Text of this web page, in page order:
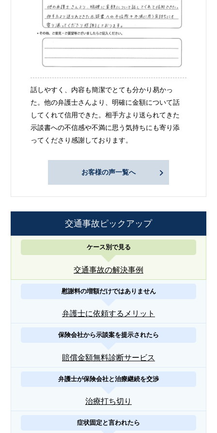
話しやすく、内容も簡潔でとても分かり易かっ
た。他の弁護士さんより、明確に金額について話
してくれて信用できた。相手方より送られてきた
示談書への不信感や不満に思う気持ちにも寄り添
ってくださり感謝しております。
お客様の声一覧へ
交通事故ピックアップ
ケース別で見る
交通事故の解決事例
慰謝料の増額だけではありません
弁護士に依頼するメリット
保険会社から示談案を提示されたら
賠償金額無料診断サービス
弁護士が保険会社と治療継続を交渉
治療打ち切り
症状固定と言われたら